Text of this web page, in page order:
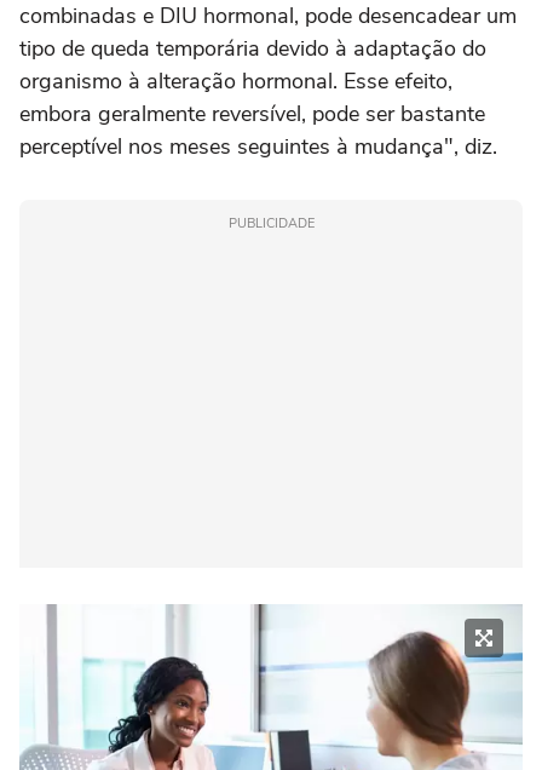
combinadas e DIU hormonal, pode desencadear um
tipo de queda temporária devido à adaptação do
organismo à alteração hormonal. Esse efeito,
embora geralmente reversível, pode ser bastante
perceptível nos meses seguintes à mudança", diz.
PUBLICIDADE